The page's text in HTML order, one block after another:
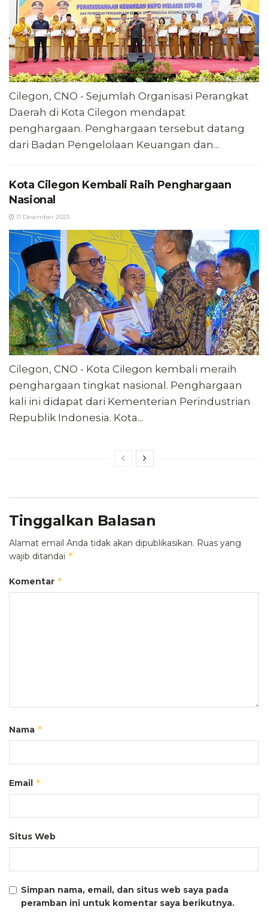
Cilegon, CNO - Sejumlah Organisasi Perangkat
Daerah di Kota Cilegon mendapat
penghargaan. Penghargaan tersebut datang
dari Badan Pengelolaan Keuangan dan...
Kota Cilegon Kembali Raih Penghargaan
Nasional
11 Desember 2023
Cilegon, CNO - Kota Cilegon kembali meraih
penghargaan tingkat nasional. Penghargaan
kali ini didapat dari Kementerian Perindustrian
Republik Indonesia. Kota...
Tinggalkan Balasan
Alamat email Anda tidak akan dipublikasikan. Ruas yang
wajib ditandai *
Komentar *
Nama *
Email *
Situs Web
Simpan nama, email, dan situs web saya pada
peramban ini untuk komentar saya berikutnya.